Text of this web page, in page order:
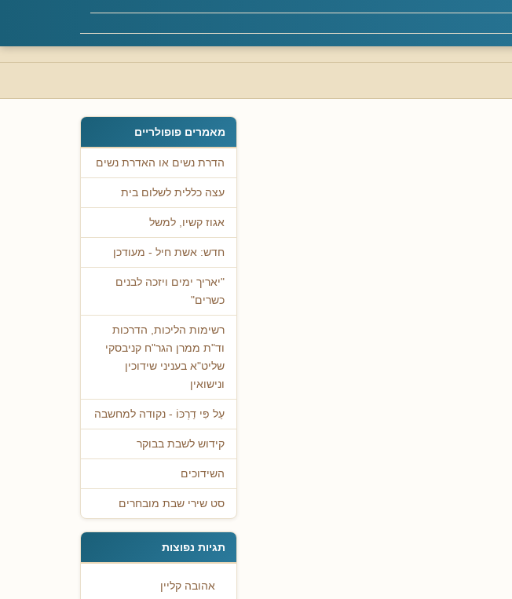
מאמרים פופולריים
הדרת נשים או האדרת נשים
עצה כללית לשלום בית
אגוז קשיו, למשל
חדש: אשת חיל - מעודכן
"יאריך ימים ויזכה לבנים
כשרים"
רשימות הליכות, הדרכות
וד"ת ממרן הגר"ח קניבסקי
שליט"א בעניני שידוכין
ונישואין
עַל פִּי דַרְכּוֹ - נקודה למחשבה
קידוש לשבת בבוקר
השידוכים
סט שירי שבת מובחרים
תגיות נפוצות
אהובה קליין